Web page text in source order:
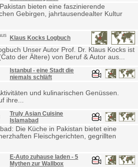
bieten eine faszinierende
Gebirgen, jahrtausendealter Kultur
Klaus Kocks Logbuch
Unser Autor Prof. Dr. Klaus Kocks ist
der Ältere) von Beruf & Autor aus...
Istanbul - eine Stadt die
niemals schläft
und kulinarischen Genüssen.
ihre...
Truly Asian Cuisine
Islamabad
Die Küche in Pakistan bietet eine
Fleischgerichten, gegrillten
E-Auto zuhause laden - 5
Mythen zur Wallbox